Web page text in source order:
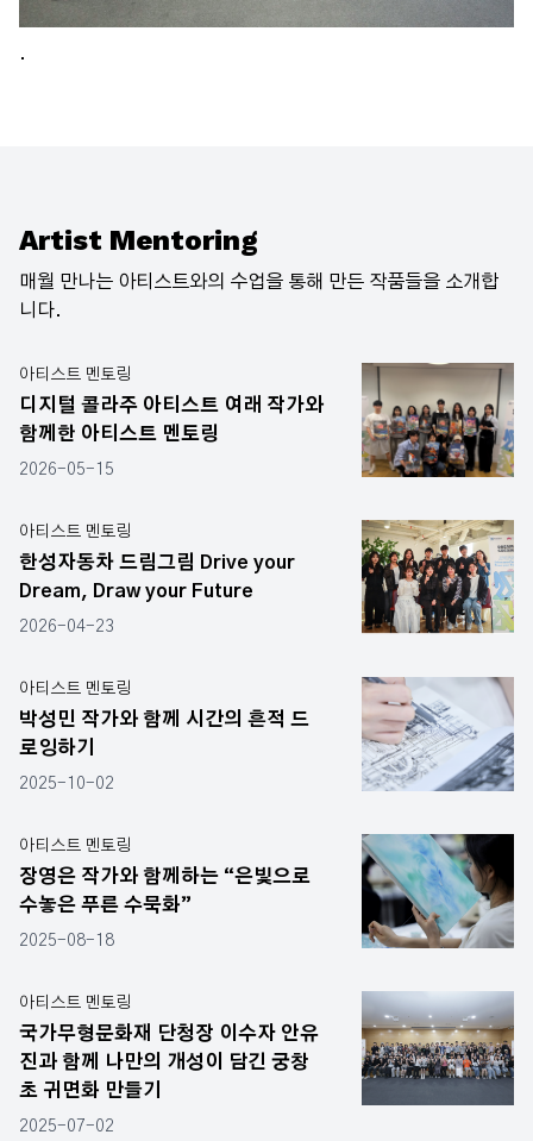
.
Artist Mentoring
매월 만나는 아티스트와의 수업을 통해 만든 작품들을 소개합
니다.
아티스트 멘토링
디지털 콜라주 아티스트 여래 작가와
함께한 아티스트 멘토링
2026-05-15
아티스트 멘토링
한성자동차 드림그림 Drive your
Dream, Draw your Future
2026-04-23
아티스트 멘토링
박성민 작가와 함께 시간의 흔적 드
로잉하기
2025-10-02
아티스트 멘토링
장영은 작가와 함께하는 “은빛으로
수놓은 푸른 수묵화”
2025-08-18
아티스트 멘토링
국가무형문화재 단청장 이수자 안유
진과 함께 나만의 개성이 담긴 궁창
초 귀면화 만들기
2025-07-02